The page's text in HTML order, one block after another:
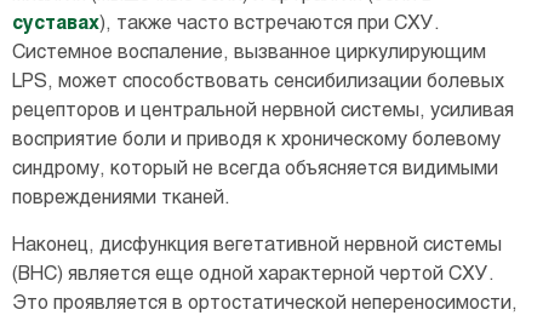
суставах), также часто встречаются при СХУ.
Системное воспаление, вызванное циркулирующим
LPS, может способствовать сенсибилизации болевых
рецепторов и центральной нервной системы, усиливая
восприятие боли и приводя к хроническому болевому
синдрому, который не всегда объясняется видимыми
повреждениями тканей.
Наконец, дисфункция вегетативной нервной системы
(ВНС) является еще одной характерной чертой СХУ.
Это проявляется в ортостатической непереносимости,